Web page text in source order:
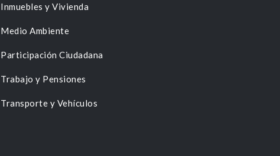
Inmuebles y Vivienda
Medio Ambiente
Participación Ciudadana
Trabajo y Pensiones
Transporte y Vehículos